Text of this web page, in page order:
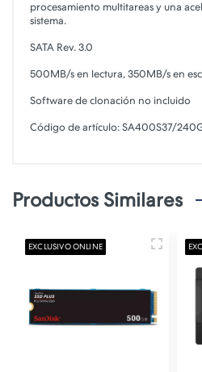
procesamiento multitareas y una
sistema.
SATA Rev. 3.0
500MB/s en lectura, 350MB/s en
Software de clonación no incluido
Código de artículo: SA400S37/
Productos Similares
EXCLUSIVO ONLINE